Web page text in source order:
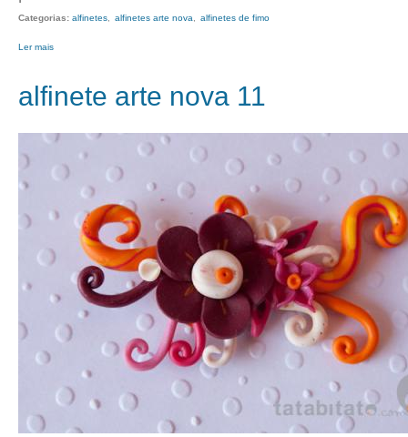
Categorias: alfinetes alfinetes arte nova alfinetes de fimo
Ler mais
alfinete arte nova 11